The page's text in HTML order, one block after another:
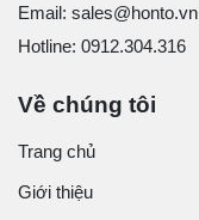
Email: sales@honto.vn
Hotline: 0912.304.316
Về chúng tôi
Trang chủ
Giới thiệu